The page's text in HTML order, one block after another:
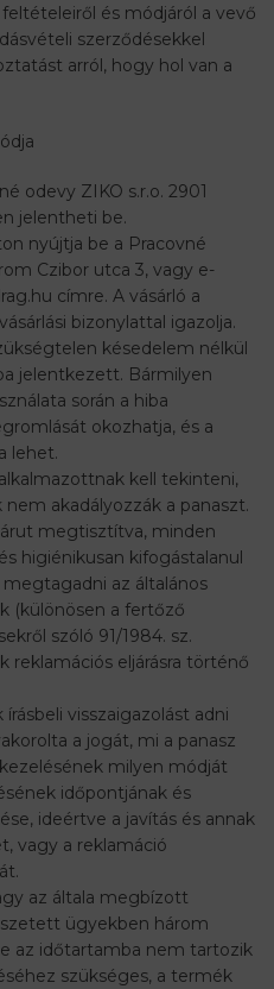
és módjáról a vevő
szerződésekkel
arról, hogy hol van a
odevy ZIKO s.r.o. 2901
jelentheti be.
nyújtja be a Pracovné
Czibor utca 3, vagy e-
címre. A vásárló a
bizonylattal igazolja.
késedelem nélkül
jelentkezett. Bármilyen
során a hiba
okozhatja, és a
lehet.
kell tekinteni,
akadályozzák a panaszt.
megtisztítva, minden
higiénikusan kifogástalanul
az általános
(különösen a fertőző
szóló 91/1984. sz.
eljárásra történő
visszaigazolást adni
a jogát, mi a panasz
milyen módját
időpontjának és
ideértve a javítás és annak
vagy a reklamáció
az általa megbízott
ügyekben három
az időtartamba nem tartozik
szükséges, a termék